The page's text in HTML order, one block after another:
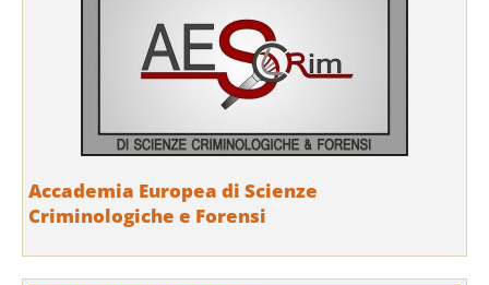
Accademia Europea di Scienze
Criminologiche e Forensi